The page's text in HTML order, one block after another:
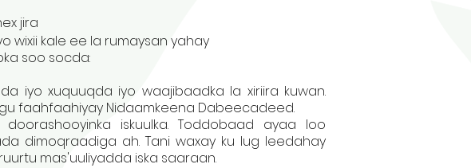
jira
wixii kale ee la rumaysan yahay
soo socda:
iyo xuquuqda iyo waajibaadka la xiriira kuwan.
faahfaahiyay Nidaamkeena Dabeecadeed.
iskuulka. Toddobaad ayaa loo
dimoqraadiga ah. Tani waxay ku lug leedahay
mas'uuliyadda iska saaraan.